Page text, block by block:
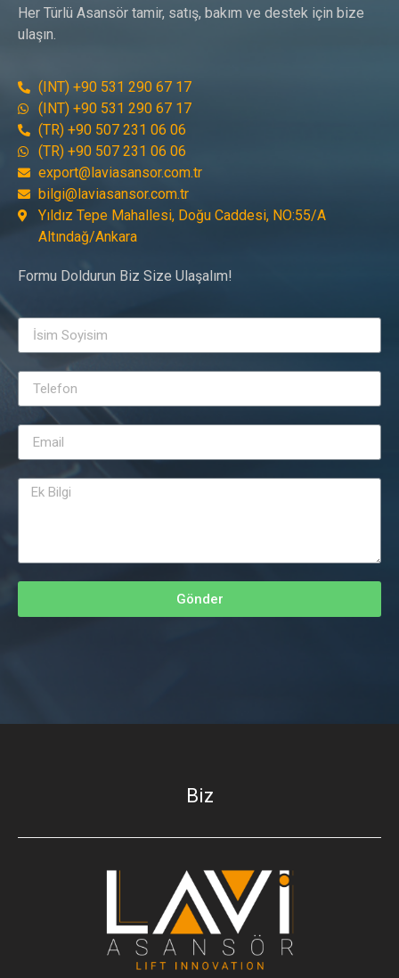
Her Türlü Asansör tamir, satış, bakım ve destek için bize
ulaşın.
(INT) +90 531 290 67 17
(INT) +90 531 290 67 17
(TR) +90 507 231 06 06
(TR) +90 507 231 06 06
export@laviasansor.com.tr
bilgi@laviasansor.com.tr
Yıldız Tepe Mahallesi, Doğu Caddesi, NO:55/A
Altındağ/Ankara
Formu Doldurun Biz Size Ulaşalım!
Gönder
Biz